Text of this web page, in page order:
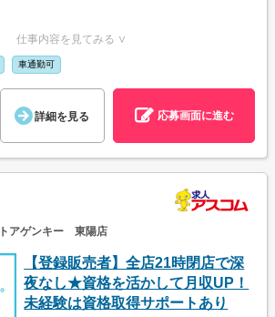
仕事内容を見てみる ∨
車通勤可
詳細を見る 応募画面に進む
トアゲンキー 東陽店
【登録販売者】全店21時閉店で深
夜なし★資格を活かして月収UP！
未経験は資格取得サポートあり